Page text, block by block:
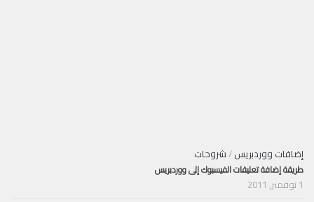
إضافات ووردبريس/شروحات
طريقة إضافة تعليقات الفيسبوك إلى ووردبريس